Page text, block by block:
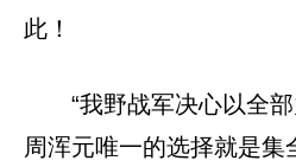
此！
“我野战军决心以全
周浑元唯一的选择就是集